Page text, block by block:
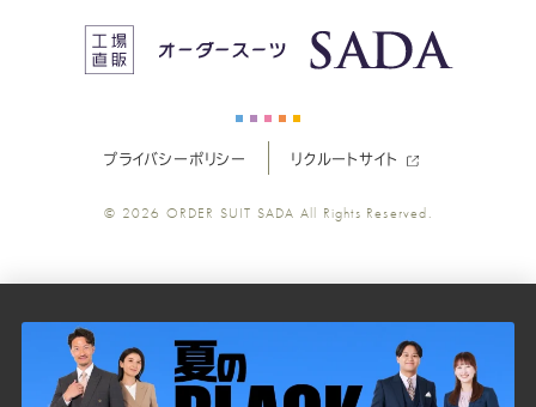
ス
ツ
の
公
ス
ー
の
公
ス
ー
ツ
の
公
ス
ツ
の
公
ス
ツ
の
公
プライバシーポリシー リクルートサイト
© 2026 ORDER SUIT SADA All Rights Reserved.